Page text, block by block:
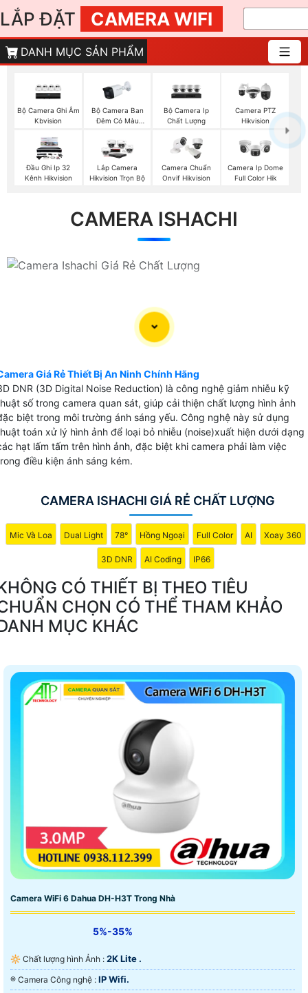
LẮP ĐẶT CAMERA WIFI
DANH MỤC SẢN PHẨM
Bộ Camera Ghi Âm
Kbvision
Bộ Camera Ban
Đêm Có Màu
Bộ Camera Ip
Chất Lượng
Camera PTZ
Hikvision
Đầu Ghi Ip 32
Kênh Hikvision
Lắp Camera
Hikvision Trọn Bộ
Camera Chuẩn
Onvif Hikvision
Camera Ip Dome
Full Color Hik
CAMERA ISHACHI
Giá Rẻ Thiết Bị An Ninh Chính Hãng
DNR (3D Digital Noise Reduction) là công nghệ giảm nhiễu kỹ
số trong camera quan sát, giúp cải thiện chất lượng hình ảnh
biệt trong môi trường ánh sáng yếu. Công nghệ này sử dụng
toán xử lý hình ảnh để loại bỏ nhiễu (noise)xuất hiện dưới dạng
hạt lấm tấm trên hình ảnh, đặc biệt khi camera phải làm việc
điều kiện ánh sáng kém.
CAMERA ISHACHI GIÁ RẺ CHẤT LƯỢNG
Mic Và Loa Dual Light 78° Hồng Ngoại Full Color AI Xoay 360
3D DNR AI Coding IP66
CÓ THIẾT BỊ THEO TIÊU
CHỌN CÓ THỂ THAM KHẢO
MỤC KHÁC
Camera WiFi 6 Dahua DH-H3T Trong Nhà
5%-35%
🔆 Chất lượng hình Ảnh : 2K Lite .
®️ Camera Công nghệ : IP Wifi.